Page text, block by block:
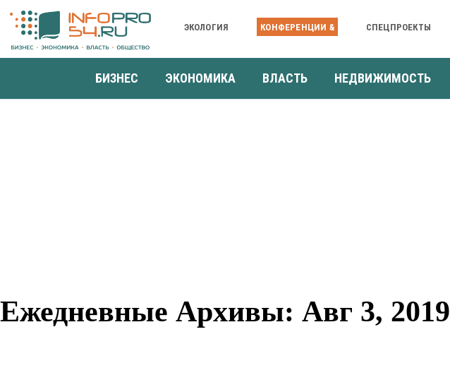
ЭКОЛОГИЯ КОНФЕРЕНЦИИ & СПЕЦПРОЕКТЫ
БИЗНЕС ЭКОНОМИКА ВЛАСТЬ НЕДВИЖИМОСТЬ
Ежедневные Архивы: Авг 3, 2019